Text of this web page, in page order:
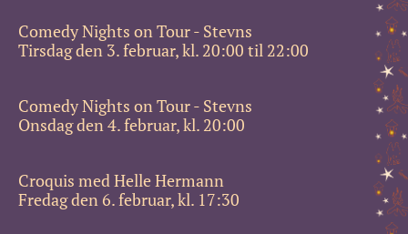
Comedy Nights on Tour - Stevns
Tirsdag den 3. februar, kl. 20:00 til 22:00
Comedy Nights on Tour - Stevns
Onsdag den 4. februar, kl. 20:00
Croquis med Helle Hermann
Fredag den 6. februar, kl. 17:30